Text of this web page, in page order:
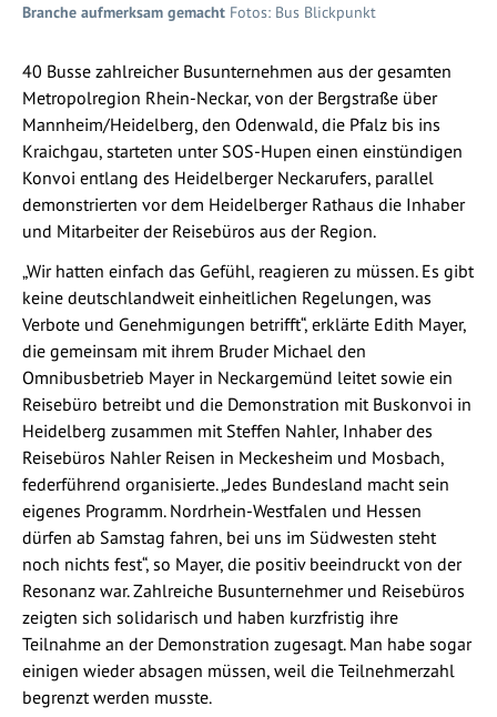
Branche aufmerksam gemacht Fotos: Bus Blickpunkt
40 Busse zahlreicher Busunternehmen aus der gesamten
Metropolregion Rhein-Neckar, von der Bergstraße über
Mannheim/Heidelberg, den Odenwald, die Pfalz bis ins
Kraichgau, starteten unter SOS-Hupen einen einstündigen
Konvoi entlang des Heidelberger Neckarufers, parallel
demonstrierten vor dem Heidelberger Rathaus die Inhaber
und Mitarbeiter der Reisebüros aus der Region.
„Wir hatten einfach das Gefühl, reagieren zu müssen. Es gibt
keine deutschlandweit einheitlichen Regelungen, was
Verbote und Genehmigungen betrifft“, erklärte Edith Mayer,
die gemeinsam mit ihrem Bruder Michael den
Omnibusbetrieb Mayer in Neckargemünd leitet sowie ein
Reisebüro betreibt und die Demonstration mit Buskonvoi in
Heidelberg zusammen mit Steffen Nahler, Inhaber des
Reisebüros Nahler Reisen in Meckesheim und Mosbach,
federführend organisierte. „Jedes Bundesland macht sein
eigenes Programm. Nordrhein-Westfalen und Hessen
dürfen ab Samstag fahren, bei uns im Südwesten steht
noch nichts fest“, so Mayer, die positiv beeindruckt von der
Resonanz war. Zahlreiche Busunternehmer und Reisebüros
zeigten sich solidarisch und haben kurzfristig ihre
Teilnahme an der Demonstration zugesagt. Man habe sogar
einigen wieder absagen müssen, weil die Teilnehmerzahl
begrenzt werden musste.